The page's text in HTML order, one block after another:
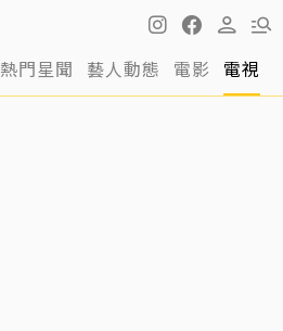
熱門星聞 藝人動態 電影 電視